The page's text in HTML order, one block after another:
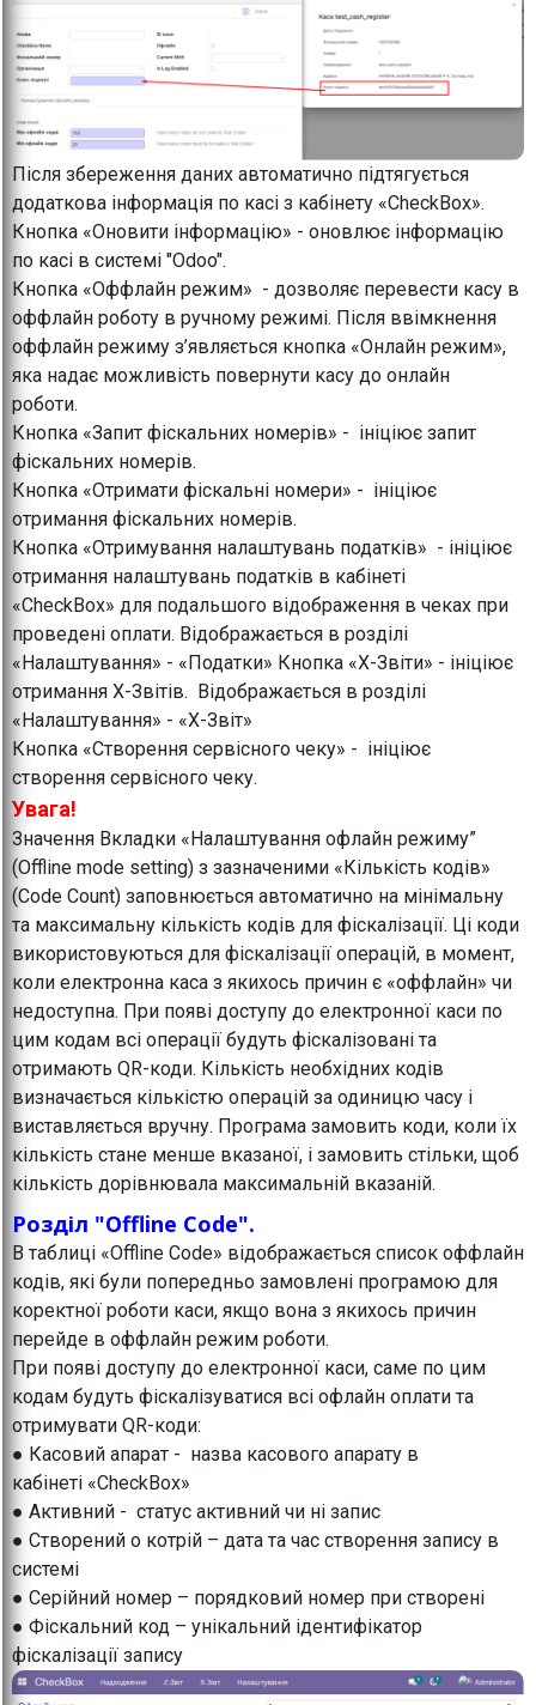
Після збереження даних автоматично підтягується
додаткова інформація по касі з кабінету «CheckBox».
Кнопка «Оновити інформацію» - оновлює інформацію
по касі в системі "Odoo".
Кнопка «Оффлайн режим» - дозволяє перевести касу в
оффлайн роботу в ручному режимі. Після ввімкнення
оффлайн режиму з’являється кнопка «Онлайн режим»,
яка надає можливість повернути касу до онлайн
роботи.
Кнопка «Запит фіскальних номерів» - ініціює запит
фіскальних номерів.
Кнопка «Отримати фіскальні номери» - ініціює
отримання фіскальних номерів.
Кнопка «Отримування налаштувань податків» - ініціює
отримання налаштувань податків в кабінеті
«CheckBox» для подальшого відображення в чеках при
проведені оплати. Відображається в розділі
«Налаштування» - «Податки» Кнопка «Х-Звіти» - ініціює
отримання Х-Звітів. Відображається в розділі
«Налаштування» - «Х-Звіт»
Кнопка «Створення сервісного чеку» - ініціює
створення сервісного чеку.
Увага!
Значення Вкладки «Налаштування офлайн режиму”
(Offline mode setting) з зазначеними «Кількість кодів»
(Code Count) заповнюється автоматично на мінімальну
та максимальну кількість кодів для фіскалізації. Ці коди
використовуються для фіскалізації операцій, в момент,
коли електронна каса з якихось причин є «оффлайн» чи
недоступна. При появі доступу до електронної каси по
цим кодам всі операції будуть фіскалізовані та
отримають QR-коди. Кількість необхідних кодів
визначається кількістю операцій за одиницю часу і
виставляється вручну. Програма замовить коди, коли їх
кількість стане менше вказаної, і замовить стільки, щоб
кількість дорівнювала максимальній вказаній.
Розділ "Offline Code".
В таблиці «Offline Code» відображається список оффлайн
кодів, які були попередньо замовлені програмою для
коректної роботи каси, якщо вона з якихось причин
перейде в оффлайн режим роботи.
При появі доступу до електронної каси, саме по цим
кодам будуть фіскалізуватися всі офлайн оплати та
отримувати QR-коди:
● Касовий апарат - назва касового апарату в
кабінеті «CheckBox»
● Активний - статус активний чи ні запис
● Створений о котрій – дата та час створення запису в
системі
● Серійний номер – порядковий номер при створені
● Фіскальний код – унікальний ідентифікатор
фіскалізації запису